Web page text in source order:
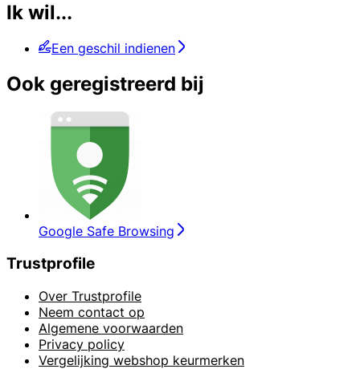
Ik wil...
Een geschil indienen
Ook geregistreerd bij
Google Safe Browsing
Trustprofile
Over Trustprofile
Neem contact op
Algemene voorwaarden
Privacy policy
Vergelijking webshop keurmerken